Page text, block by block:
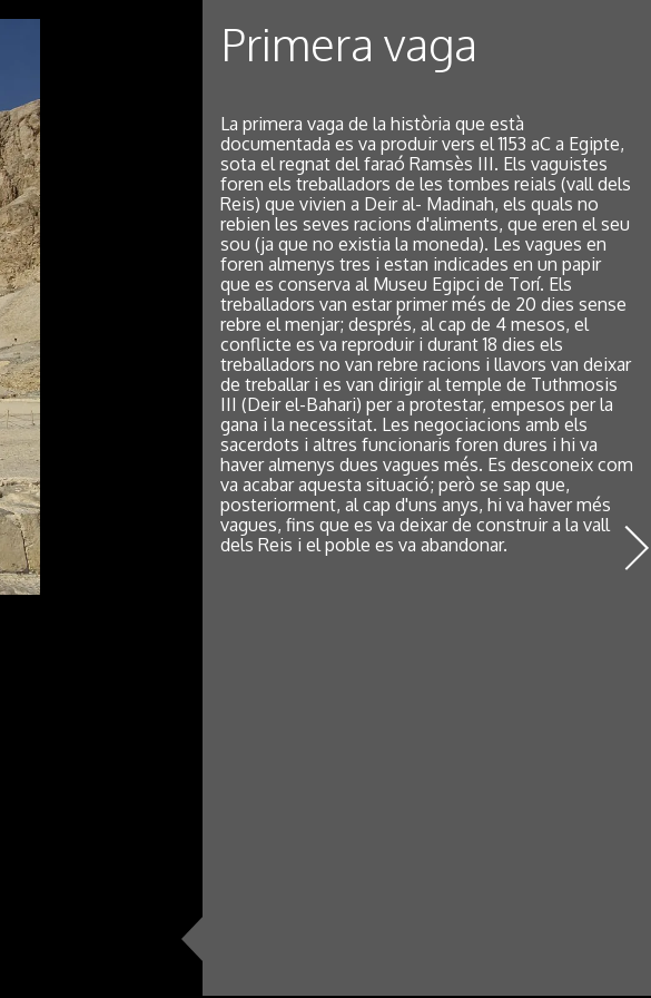
Primera vaga
La primera vaga de la història que està
documentada es va produir vers el 1153 aC a Egipte,
sota el regnat del faraó Ramsès III. Els vaguistes
foren els treballadors de les tombes reials (vall dels
Reis) que vivien a Deir al- Madinah, els quals no
rebien les seves racions d'aliments, que eren el seu
sou (ja que no existia la moneda). Les vagues en
foren almenys tres i estan indicades en un papir
que es conserva al Museu Egipci de Torí. Els
treballadors van estar primer més de 20 dies sense
rebre el menjar; després, al cap de 4 mesos, el
conflicte es va reproduir i durant 18 dies els
treballadors no van rebre racions i llavors van deixar
de treballar i es van dirigir al temple de Tuthmosis
III (Deir el-Bahari) per a protestar, empesos per la
gana i la necessitat. Les negociacions amb els
sacerdots i altres funcionaris foren dures i hi va
haver almenys dues vagues més. Es desconeix com
va acabar aquesta situació; però se sap que,
posteriorment, al cap d'uns anys, hi va haver més
vagues, fins que es va deixar de construir a la vall
dels Reis i el poble es va abandonar.